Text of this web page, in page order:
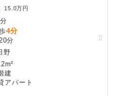
15.0万円
4分
分
野
建
アパート